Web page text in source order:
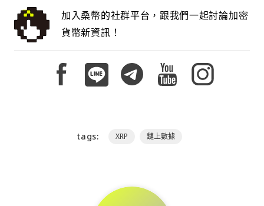
加入桑幣的社群平台，跟我們一起討論加密
貨幣新資訊！
tags: XRP 鏈上數據